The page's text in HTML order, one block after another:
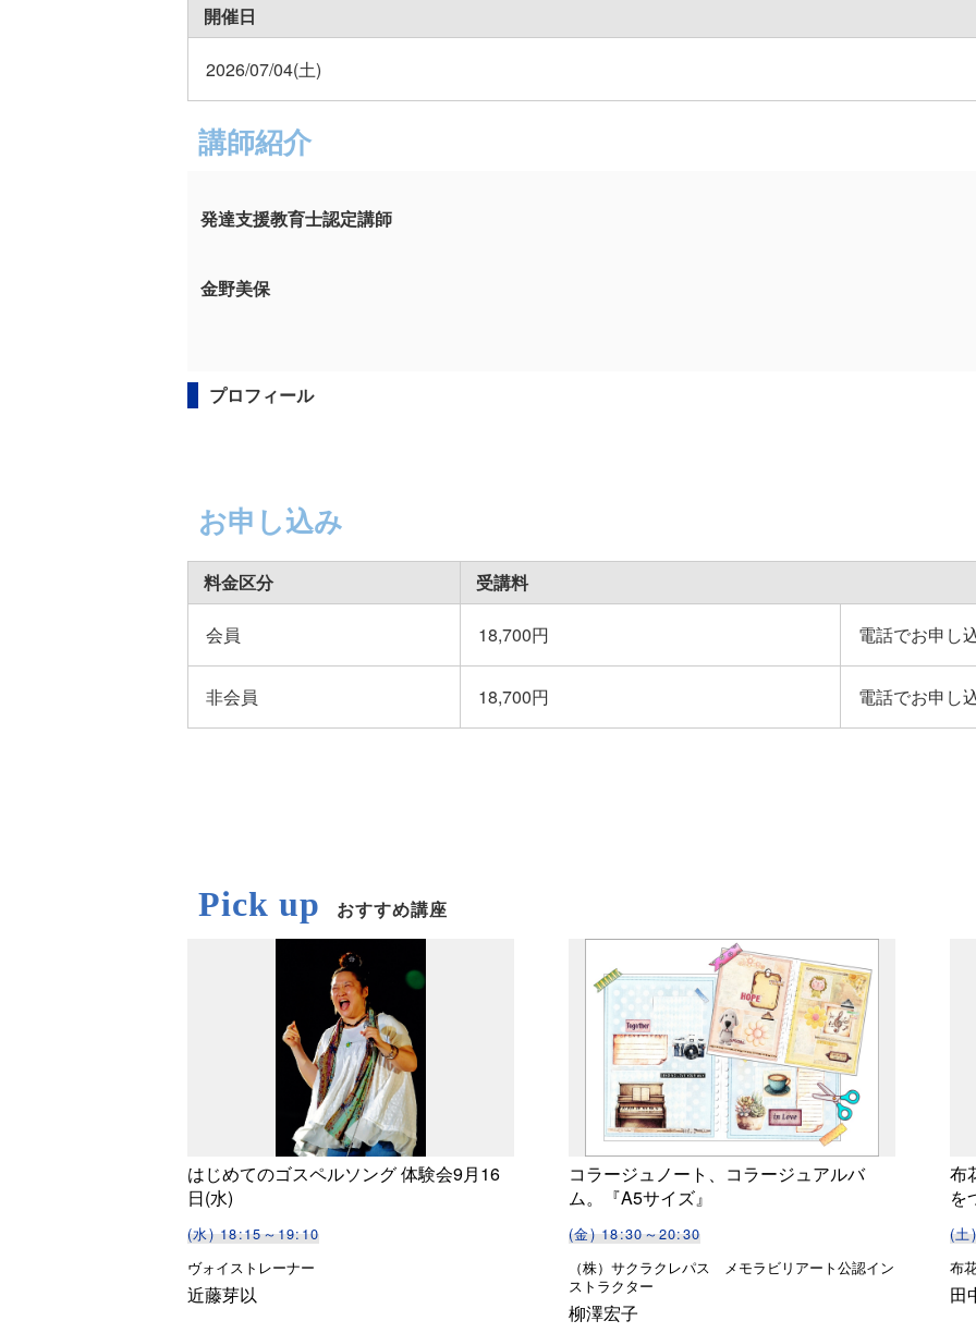
開催日
2026/07/04(土)
講師紹介
発達支援教育士認定講師
金野美保
プロフィール
お申し込み
料金区分 受講料
会員 18,700円 電話でお申し
非会員 18,700円 電話でお申し
Pick up おすすめ講座
はじめてのゴスペルソング 体験会9月16
日(水)
(水) 18:15～19:10
ヴォイストレーナー
近藤芽以
コラージュノート、コラージュアルバ
ム。『A5サイズ』
(金) 18:30～20:30
（株）サクラクレパス メモラビリアート公認イン
ストラクター
柳澤宏子
布
を
(土
布
田